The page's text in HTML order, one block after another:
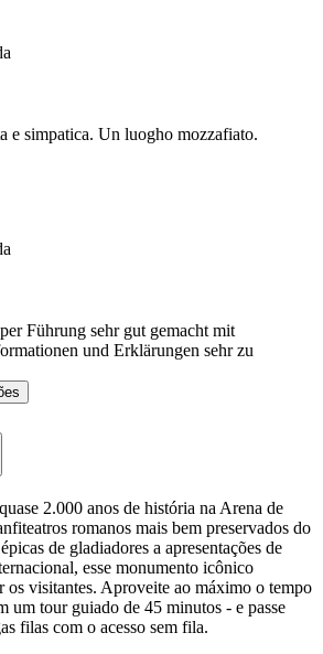
e simpatica. Un luogho mozzafiato.
Führung sehr gut gemacht mit
und Erklärungen sehr zu
2.000 anos de história na Arena de
romanos mais bem preservados do
de gladiadores a apresentações de
esse monumento icônico
os visitantes. Aproveite ao máximo o tempo
um tour guiado de 45 minutos - e passe
filas com o acesso sem fila.